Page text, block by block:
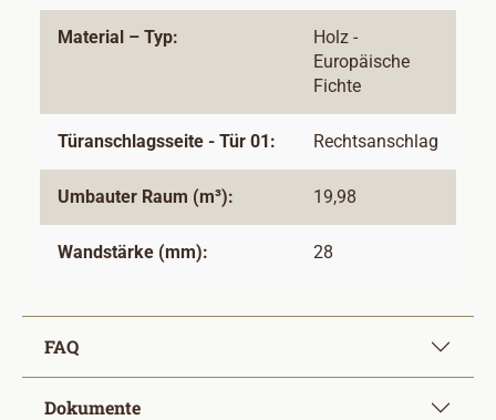
Material – Typ:
Holz -
Europäische
Fichte
Türanschlagsseite - Tür 01: Rechtsanschlag
Umbauter Raum (m³): 19,98
Wandstärke (mm): 28
FAQ
Dokumente